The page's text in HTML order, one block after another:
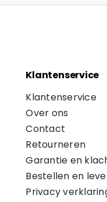
Klantenservice
Klantenservice
Over ons
Contact
Retourneren
Garantie en
Bestellen en
Privacy